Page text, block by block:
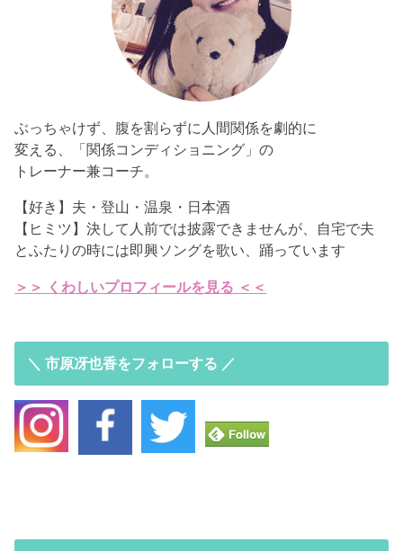
ぶっちゃけず、腹を割らずに人間関係を劇的に
変える、「関係コンディショニング」の
トレーナー兼コーチ。
【好き】夫・登山・温泉・日本酒
【ヒミツ】決して人前では披露できませんが、自宅で夫
とふたりの時には即興ソングを歌い、踊っています
＞＞ くわしいプロフィールを見る ＜＜
＼ 市原冴也香をフォローする ／